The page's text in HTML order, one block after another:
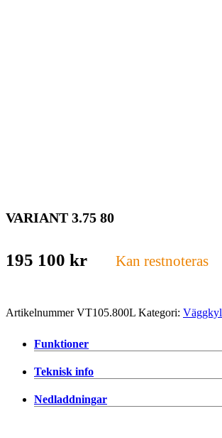
VARIANT 3.75 80
195 100 kr Kan restnoteras
ArtikelnummerVT105.800L Kategori: Väggkyl
Funktioner
Teknisk info
Nedladdningar